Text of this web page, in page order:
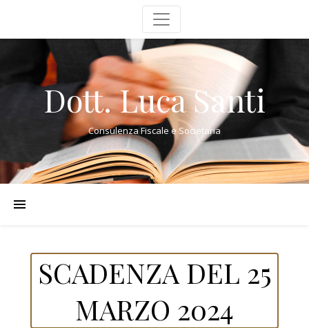
Dott. Luca Santi
Consulenza Fiscale e Societaria
SCADENZA DEL 25
MARZO 2024